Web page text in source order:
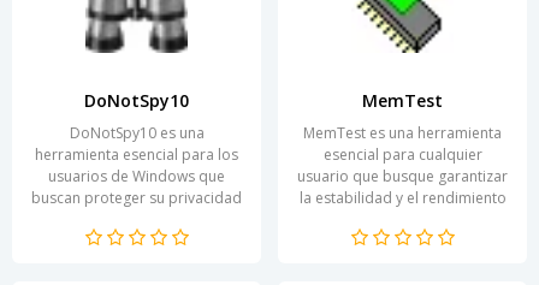
DoNotSpy10
DoNotSpy10 es una
herramienta esencial para los
usuarios de Windows que
buscan proteger su privacidad
espionaje. En la era...
MemTest
MemTest es una herramienta
esencial para cualquier
usuario que busque garantizar
la estabilidad y el rendimiento
aplicación se...